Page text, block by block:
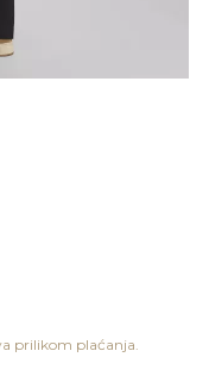
prilikom plaćanja.